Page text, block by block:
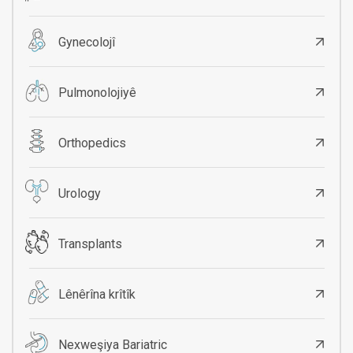
Gynecolojî
Pulmonolojiyê
Orthopedics
Urology
Transplants
Lênêrîna krîtîk
Nexweşiya Bariatric